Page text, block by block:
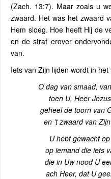
(Zach. 13:7). Maar zoals u
zwaard. Het was het zwaard
Hem sloeg. Hoe heeft Hij de
en de straf erover
van.
Iets van Zijn lijden wordt in
O dag van smaad,
toen U, Heer
geheel de toorn van
en ’t zwaard van
U hebt gewacht
op iemand die iets
die in Uw nood U
ach Heer, dat U